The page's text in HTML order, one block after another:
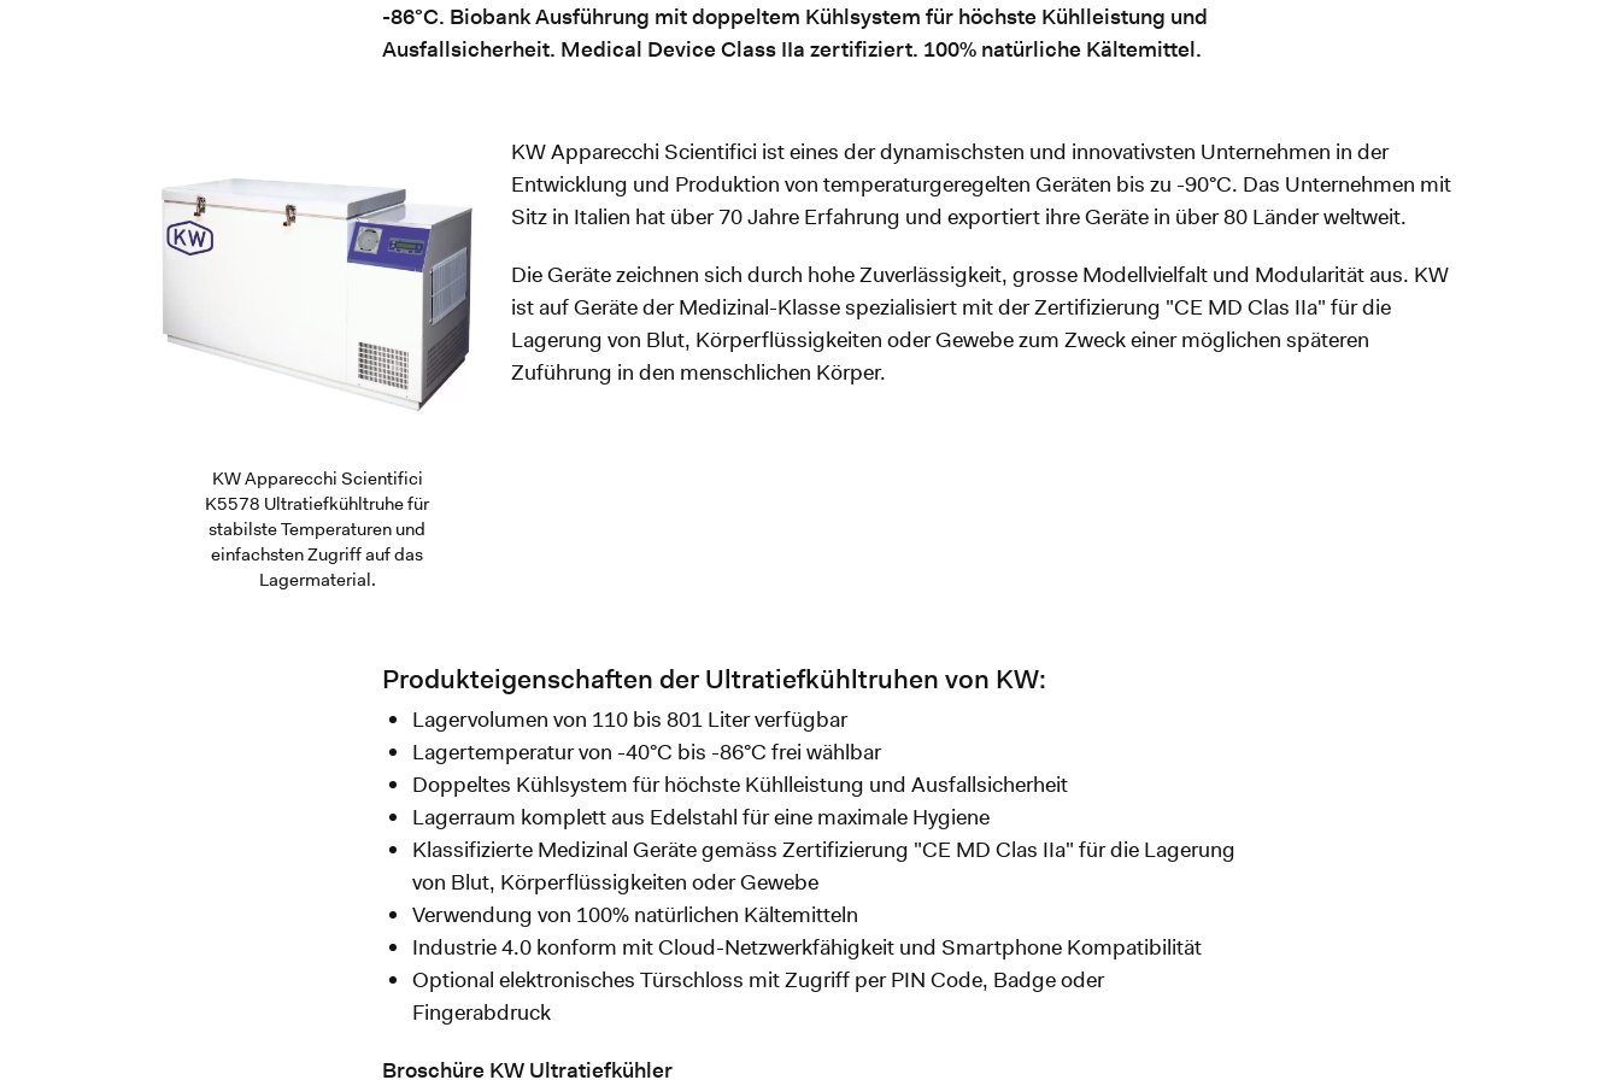
-86°C. Biobank Ausführung mit doppeltem Kühlsystem für höchste Kühlleistung und
Ausfallsicherheit. Medical Device Class IIa zertifiziert. 100% natürliche Kältemittel.
KW Apparecchi Scientifici
K5578 Ultratiefkühltruhe für
stabilste Temperaturen und
einfachsten Zugriff auf das
Lagermaterial.
KW Apparecchi Scientifici ist eines der dynamischsten und innovativsten Unternehmen in der
Entwicklung und Produktion von temperaturgeregelten Geräten bis zu -90°C. Das Unternehmen mit
Sitz in Italien hat über 70 Jahre Erfahrung und exportiert ihre Geräte in über 80 Länder weltweit.
Die Geräte zeichnen sich durch hohe Zuverlässigkeit, grosse Modellvielfalt und Modularität aus. KW
ist auf Geräte der Medizinal-Klasse spezialisiert mit der Zertifizierung "CE MD Clas IIa" für die
Lagerung von Blut, Körperflüssigkeiten oder Gewebe zum Zweck einer möglichen späteren
Zuführung in den menschlichen Körper.
Produkteigenschaften der Ultratiefkühltruhen von KW:
Lagervolumen von 110 bis 801 Liter verfügbar
Lagertemperatur von -40°C bis -86°C frei wählbar
Doppeltes Kühlsystem für höchste Kühlleistung und Ausfallsicherheit
Lagerraum komplett aus Edelstahl für eine maximale Hygiene
Klassifizierte Medizinal Geräte gemäss Zertifizierung "CE MD Clas IIa" für die Lagerung
von Blut, Körperflüssigkeiten oder Gewebe
Verwendung von 100% natürlichen Kältemitteln
Industrie 4.0 konform mit Cloud-Netzwerkfähigkeit und Smartphone Kompatibilität
Optional elektronisches Türschloss mit Zugriff per PIN Code, Badge oder
Fingerabdruck
Broschüre KW Ultratiefkühler